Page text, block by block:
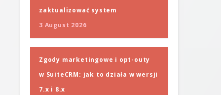
zaktualizować system
3 August 2026
Zgody marketingowe i opt-outy
w SuiteCRM: jak to działa w wersji
7.x i 8.x